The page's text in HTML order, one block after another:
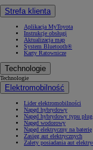
Strefa klienta
Aplikacja MyToyota
Instrukcje obsługi
Aktualizacja map
System Bluetooth®
Karty Ratownicze
Technologie
Technologie
Elektromobilność
Lider elektromobilności
Napęd hybrydowy
Napęd hybrydowy typu
Napęd wodorowy
Napęd elektryczny na baterię
Zasięg aut elektrycznych
Zalety posiadania aut